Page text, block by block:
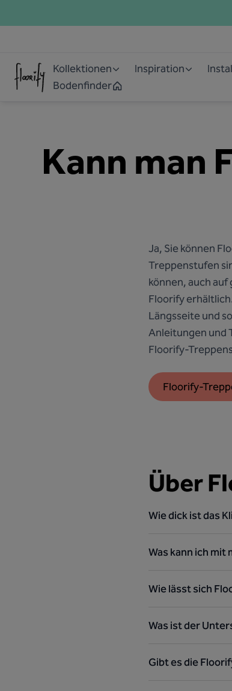
Kollektionen Inspiration
Bodenfinder
Kann man
Ja, Sie können
Treppenstufen
können, auch
Floorify
Längsseite und
Anleitungen und
Floorify-
Floorify-
Über
Wie dick ist das
Was kann ich mit
Wie lässt sich
Was ist der
Gibt es die